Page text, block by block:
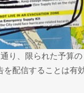
り、限られた予算の
を配信することは有